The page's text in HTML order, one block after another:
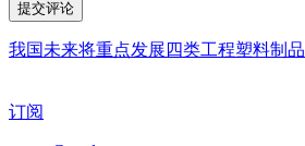
我国未来将重点发展四类工程塑料制品
订阅